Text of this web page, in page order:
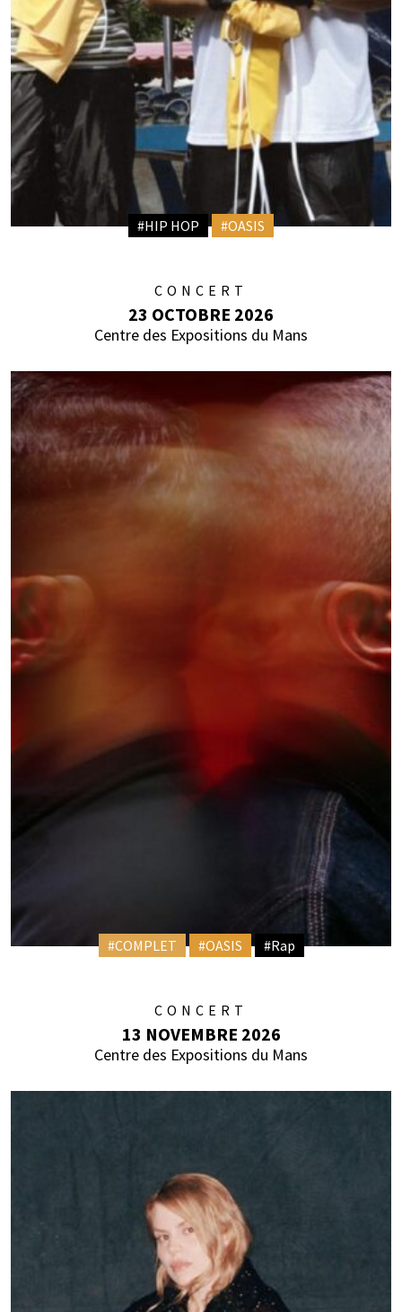
#HIP HOP #OASIS
CONCERT
23 OCTOBRE 2026
Centre des Expositions du Mans
#COMPLET #OASIS #Rap
CONCERT
13 NOVEMBRE 2026
Centre des Expositions du Mans